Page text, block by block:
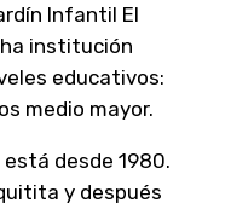
Infantil El
institución
educativos:
medio mayor.
desde 1980.
y después